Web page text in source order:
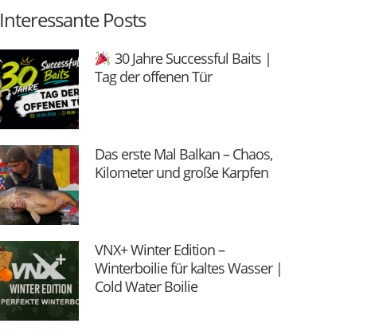
Interessante Posts
30 Jahre Successful Baits |
Tag der offenen Tür
Das erste Mal Balkan – Chaos,
Kilometer und große Karpfen
VNX+ Winter Edition –
Winterboilie für kaltes Wasser |
Cold Water Boilie